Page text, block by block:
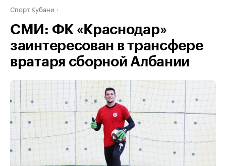
Спорт Кубани
СМИ: ФК «Краснодар»
заинтересован в трансфере
вратаря сборной Албании